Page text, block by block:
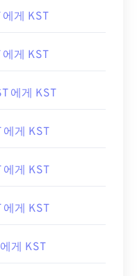
에게 KST
에게 KST
에게 KST
에게 KST
에게 KST
에게 KST
게 KST